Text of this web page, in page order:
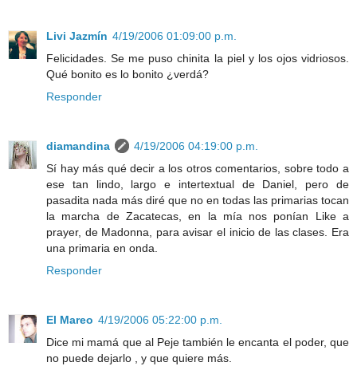
Livi Jazmín 4/19/2006 01:09:00 p.m.
Felicidades. Se me puso chinita la piel y los ojos vidriosos.
Qué bonito es lo bonito ¿verdá?
Responder
diamandina
4/19/2006 04:19:00 p.m.
Sí hay más qué decir a los otros comentarios, sobre todo a
ese tan lindo, largo e intertextual de Daniel, pero de
pasadita nada más diré que no en todas las primarias tocan
la marcha de Zacatecas, en la mía nos ponían Like a
prayer, de Madonna, para avisar el inicio de las clases. Era
una primaria en onda.
Responder
El Mareo 4/19/2006 05:22:00 p.m.
Dice mi mamá que al Peje también le encanta el poder, que
no puede dejarlo , y que quiere más.